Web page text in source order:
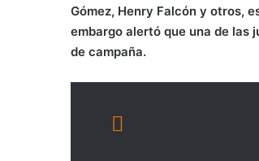
Gómez, Henry Falcón y otros,
embargo alertó que una de las
de campaña.